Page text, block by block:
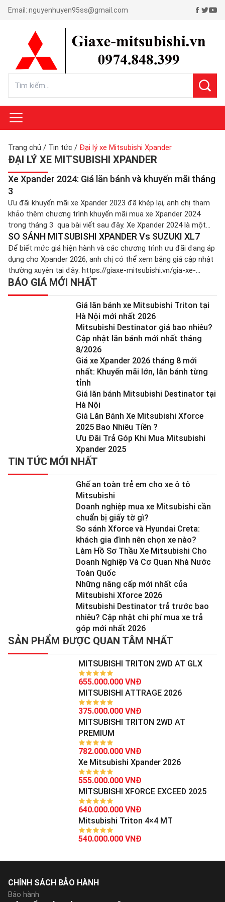
Email: nguyenhuyen95ss@gmail.com
Trang chủ / Tin tức / Đại lý xe Mitsubishi Xpander
ĐẠI LÝ XE MITSUBISHI XPANDER
Xe Xpander 2024: Giá lăn bánh và khuyến mãi tháng
3
Ưu đãi khuyến mãi xe Xpander 2023 đã khép lại, anh chị tham
khảo thêm chương trình khuyến mãi mua xe Xpander 2024
trong tháng 3 qua bài viết sau đây. Xe Xpander 2024 là một
mẫu xe bán chạy nhất của thương hiệu xe Mitsubishi tại Việt
Nam. Xe luôn là chủ để được […]
SO SÁNH MITSUBISHI XPANDER Vs SUZUKI XL7
Để biết mức giá hiện hành và các chương trình ưu đãi đang áp
dụng cho Xpander 2026, anh chị có thể xem bảng giá cập nhật
thường xuyên tại đây: https://giaxe-mitsubishi.vn/gia-xe-
xpander Kích thước tổng thể và không gian nội thất của
Xpander và XL7 Mitsubishi Xpander 2024 có kích thước tổng
BÁO GIÁ MỚI NHẤT
Giá lăn bánh xe Mitsubishi Triton tại
Hà Nội mới nhất 2026
Mitsubishi Destinator giá bao nhiêu?
Cập nhật lăn bánh mới nhất tháng
8/2026
Giá xe Xpander 2026 tháng 8 mới
nhất: Khuyến mãi lớn, lăn bánh từng
tỉnh
Giá lăn bánh Mitsubishi Destinator tại
Hà Nội
Giá Lăn Bánh Xe Mitsubishi Xforce
2025 Bao Nhiêu Tiền ?
Ưu Đãi Trả Góp Khi Mua Mitsubishi
Xpander 2025
TIN TỨC MỚI NHẤT
Ghế an toàn trẻ em cho xe ô tô
Mitsubishi
Doanh nghiệp mua xe Mitsubishi cần
chuẩn bị giấy tờ gì?
So sánh Xforce và Hyundai Creta:
khách gia đình nên chọn xe nào?
Làm Hồ Sơ Thầu Xe Mitsubishi Cho
Doanh Nghiệp Và Cơ Quan Nhà Nước
Toàn Quốc
Những nâng cấp mới nhất của
Mitsubishi Xforce 2026
Mitsubishi Destinator trả trước bao
nhiêu? Cập nhật chi phí mua xe trả
góp mới nhất 2026
SẢN PHẨM ĐƯỢC QUAN TÂM NHẤT
MITSUBISHI TRITON 2WD AT GLX
655.000.000 VNĐ
MITSUBISHI ATTRAGE 2026
375.000.000 VNĐ
MITSUBISHI TRITON 2WD AT
PREMIUM
782.000.000 VNĐ
Xe Mitsubishi Xpander 2026
555.000.000 VNĐ
MITSUBISHI XFORCE EXCEED 2025
640.000.000 VNĐ
Mitsubishi Triton 4×4 MT
540.000.000 VNĐ
CHÍNH SÁCH BẢO HÀNH
Bảo hành